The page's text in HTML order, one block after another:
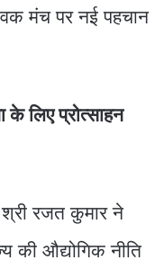
मंच पर नई पहचान
के लिए प्रोत्साहन
श्री रजत कुमार ने
की औद्योगिक नीति